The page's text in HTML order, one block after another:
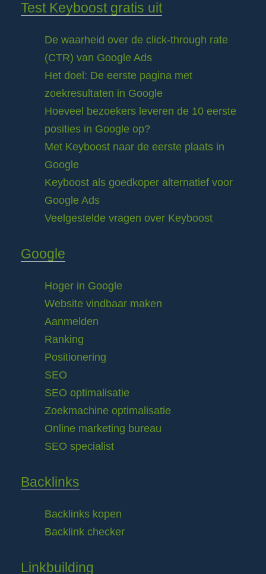
Test Keyboost gratis uit
De waarheid over de click-through rate
(CTR) van Google Ads
Het doel: De eerste pagina met
zoekresultaten in Google
Hoeveel bezoekers leveren de 10 eerste
posities in Google op?
Met Keyboost naar de eerste plaats in
Google
Keyboost als goedkoper alternatief voor
Google Ads
Veelgestelde vragen over Keyboost
Google
Hoger in Google
Website vindbaar maken
Aanmelden
Ranking
Positionering
SEO
SEO optimalisatie
Zoekmachine optimalisatie
Online marketing bureau
SEO specialist
Backlinks
Backlinks kopen
Backlink checker
Linkbuilding